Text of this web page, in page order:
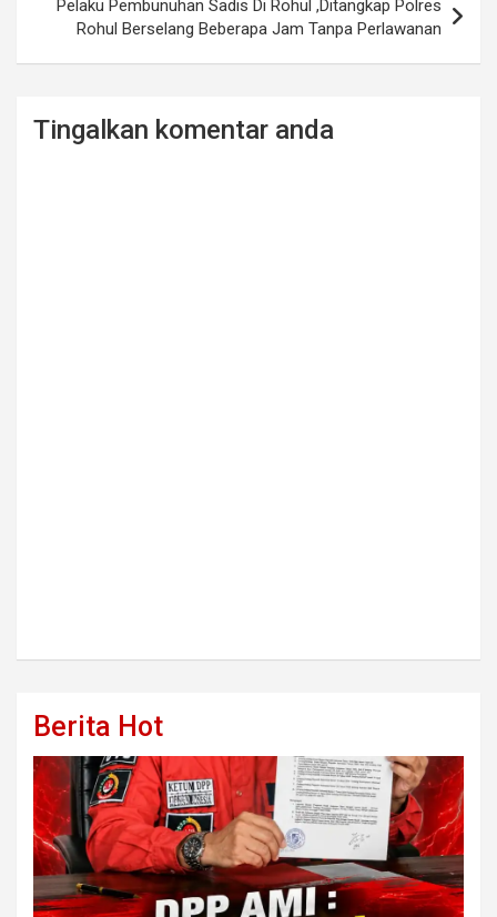
Pelaku Pembunuhan Sadis Di Rohul ,Ditangkap Polres
Rohul Berselang Beberapa Jam Tanpa Perlawanan
Tingalkan komentar anda
Berita Hot